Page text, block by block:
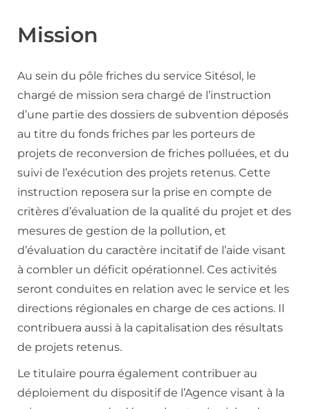
Mission
Au sein du pôle friches du service Sitésol, le
chargé de mission sera chargé de l’instruction
d’une partie des dossiers de subvention déposés
au titre du fonds friches par les porteurs de
projets de reconversion de friches polluées, et du
suivi de l’exécution des projets retenus. Cette
instruction reposera sur la prise en compte de
critères d’évaluation de la qualité du projet et des
mesures de gestion de la pollution, et
d’évaluation du caractère incitatif de l’aide visant
à combler un déficit opérationnel. Ces activités
seront conduites en relation avec le service et les
directions régionales en charge de ces actions. Il
contribuera aussi à la capitalisation des résultats
de projets retenus.
Le titulaire pourra également contribuer au
déploiement du dispositif de l’Agence visant à la